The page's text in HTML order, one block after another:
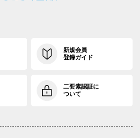
新規会員
登録ガイド
二要素認証に
ついて